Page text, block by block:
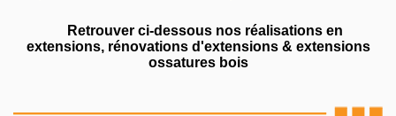
Retrouver ci-dessous nos réalisations en
extensions, rénovations d'extensions & extensions
ossatures bois